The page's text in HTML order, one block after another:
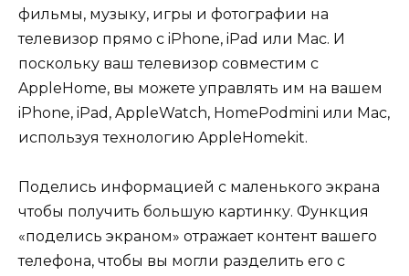
фильмы, музыку, игры и фотографии на
телевизор прямо с iPhone, iPad или Mac. И
поскольку ваш телевизор совместим с
AppleHome, вы можете управлять им на вашем
iPhone, iPad, AppleWatch, HomePodmini или Mac,
используя технологию AppleHomekit.
Поделись информацией с маленького экрана
чтобы получить большую картинку. Функция
«поделись экраном» отражает контент вашего
телефона, чтобы вы могли разделить его с